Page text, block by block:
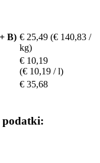
B) € 25,49 (€ 140,83 /
kg)
€ 10,19
(€ 10,19 / l)
€ 35,68
podatki: